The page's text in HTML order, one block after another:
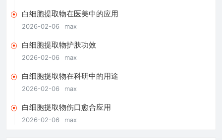
白细胞提取物在医美中的应用
2026-02-06 max
白细胞提取物护肤功效
2026-02-06 max
白细胞提取物在科研中的用途
2026-02-06 max
白细胞提取物伤口愈合应用
2026-02-06 max